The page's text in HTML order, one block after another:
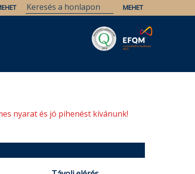
nyarat és jó pihenést kívánunk!